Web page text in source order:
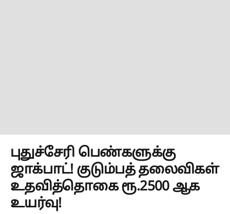
புதுச்சேரி பெண்களுக்கு
ஜாக்பாட்! குடும்பத் தலைவிகள்
உதவித்தொகை ரூ.2500 ஆக
உயர்வு!